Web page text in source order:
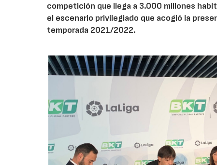
competición que llega a 3.000 millones
el escenario privilegiado que acogió la
temporada 2021/2022.